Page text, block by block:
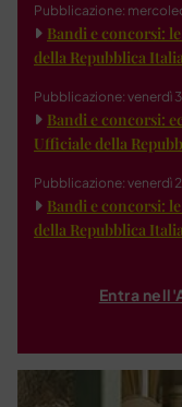
Pubblicazione:
Bandi e concorsi:
della Repubblica
Pubblicazione: venerdì
Bandi e concorsi:
Ufficiale della
Pubblicazione: venerdì
Bandi e concorsi:
della Repubblica
Entra